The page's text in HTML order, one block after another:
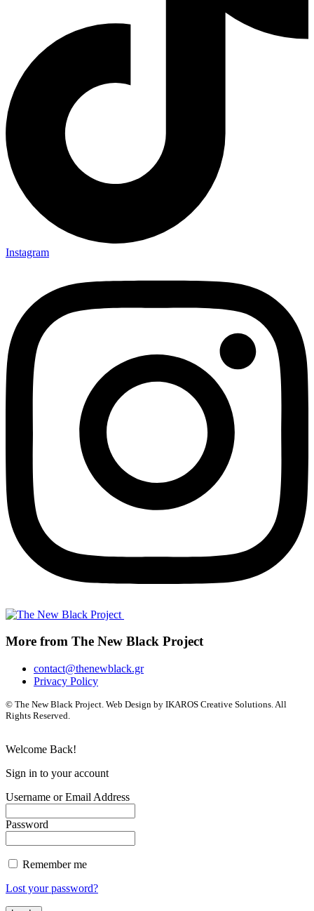
Instagram
More from The New Black Project
contact@thenewblack.gr
Privacy Policy
© The New Black Project. Web Design by IKAROS Creative Solutions. All
Rights Reserved.
Welcome Back!
Sign in to your account
Username or Email Address
Password
Remember me
Lost your password?